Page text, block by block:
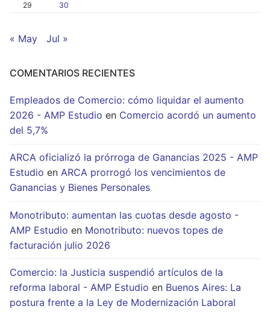
29
30
« May Jul »
COMENTARIOS RECIENTES
Empleados de Comercio: cómo liquidar el aumento
2026 - AMP Estudio en Comercio acordó un aumento
del 5,7%
ARCA oficializó la prórroga de Ganancias 2025 - AMP
Estudio en ARCA prorrogó los vencimientos de
Ganancias y Bienes Personales
Monotributo: aumentan las cuotas desde agosto -
AMP Estudio en Monotributo: nuevos topes de
facturación julio 2026
Comercio: la Justicia suspendió artículos de la
reforma laboral - AMP Estudio en Buenos Aires: La
postura frente a la Ley de Modernización Laboral